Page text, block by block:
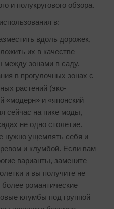
и полукругового обзора.
в:
вдоль дорожек,
их в качестве
между зонами в саду.
в прогулочных зонах с
растений (эко-
«модерн» и «японский
сейчас на пике моды,
не одно столетие.
нужно ущемлять себя и
и клумбой. Если вам
варианты, замените
и вы получите не
романтические
клумбы под группой